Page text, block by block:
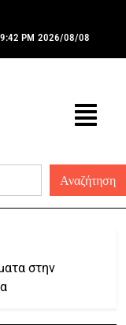
PM 2026/08/08
στην